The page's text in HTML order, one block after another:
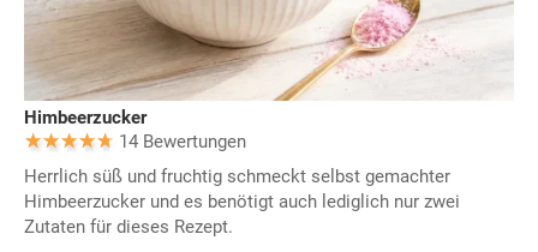
Himbeerzucker
14 Bewertungen
Herrlich süß und fruchtig schmeckt selbst gemachter
Himbeerzucker und es benötigt auch lediglich nur zwei
Zutaten für dieses Rezept.